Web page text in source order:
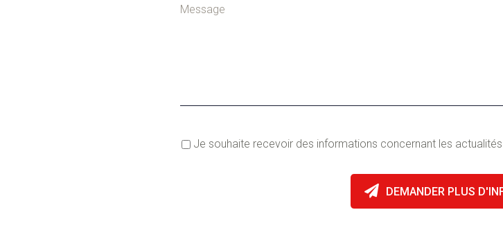
Je souhaite recevoir des informations concernant les